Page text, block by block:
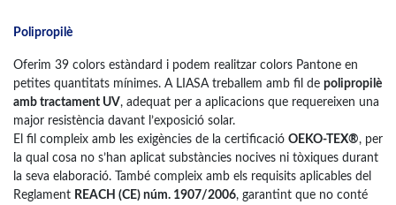
Polipropilè
Oferim 39 colors estàndard i podem realitzar colors Pantone en
petites quantitats mínimes. A LIASA treballem amb fil de polipropilè
amb tractament UV, adequat per a aplicacions que requereixen una
major resistència davant l’exposició solar.
El fil compleix amb les exigències de la certificació OEKO-TEX®, per
la qual cosa no s’han aplicat substàncies nocives ni tòxiques durant
la seva elaboració. També compleix amb els requisits aplicables del
Reglament REACH (CE) núm. 1907/2006, garantint que no conté